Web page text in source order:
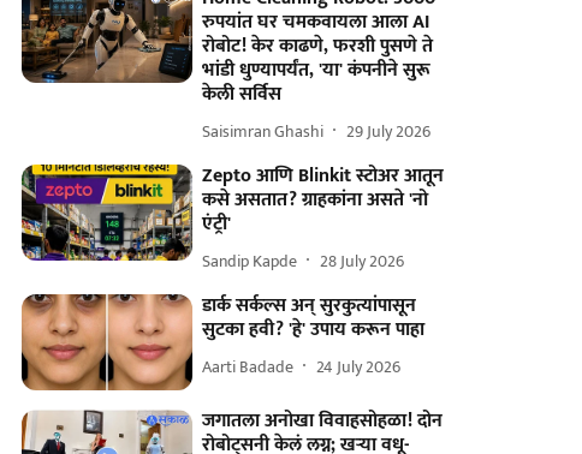
रुपयांत घर चमकवायला आला AI
रोबोट! केर काढणे, फरशी पुसणे ते
भांडी धुण्यापर्यंत, 'या' कंपनीने सुरू
केली सर्विस
Saisimran Ghashi 29 July 2026
Zepto आणि Blinkit स्टोअर आतून
कसे असतात? ग्राहकांना असते 'नो
एंट्री'
Sandip Kapde 28 July 2026
डार्क सर्कल्स अन् सुरकुत्यांपासून
सुटका हवी? 'हे' उपाय करून पाहा
Aarti Badade 24 July 2026
जगातला अनोखा विवाहसोहळा! दोन
रोबोट्सनी केलं लग्न; खऱ्या वधू-